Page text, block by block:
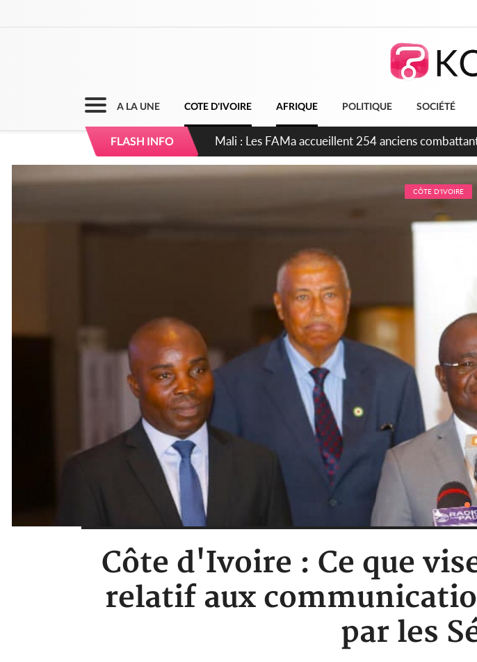
A LA UNE COTE D'IVOIRE AFRIQUE POLITIQUE SOCIÉTÉ
FLASH INFO Côte d'Ivoire : Election FIF, le frère de feu Sidy
CÔTE D'IVOIRE
Côte d'Ivoire : Ce que
relatif aux
par les